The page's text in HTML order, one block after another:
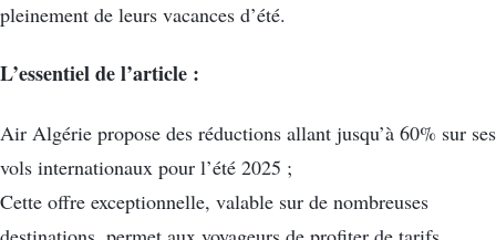
pleinement de leurs vacances d’été.
L’essentiel de l’article :
Air Algérie propose des réductions allant jusqu’à 60% sur ses
vols internationaux pour l’été 2025 ;
Cette offre exceptionnelle, valable sur de nombreuses